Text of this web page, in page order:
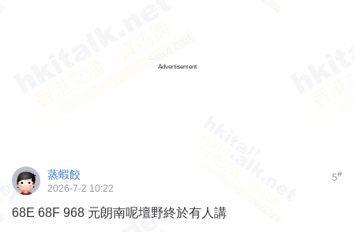
Advertisement
5#
蒸蝦餃
2026-7-2 10:22
68E 68F 968 元朗南呢壇野終於有人講